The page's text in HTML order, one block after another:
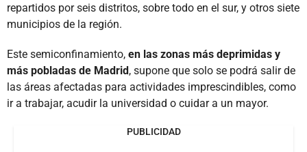
repartidos por seis distritos, sobre todo en el sur, y otros siete
municipios de la región.
Este semiconfinamiento, en las zonas más deprimidas y
más pobladas de Madrid, supone que solo se podrá salir de
las áreas afectadas para actividades imprescindibles, como
ir a trabajar, acudir la universidad o cuidar a un mayor.
PUBLICIDAD